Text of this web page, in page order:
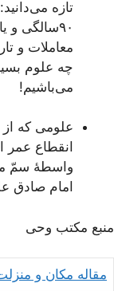
٩٠سالگی‌
معاملات‌ و
چه‌ علوم‌
می‌باشیم‌!
علومی‌ که‌
واسطۀ سمّ
امام‌ صادق‌ علیه‌السّلام
منبع مکتب وحی
مقاله مکان و